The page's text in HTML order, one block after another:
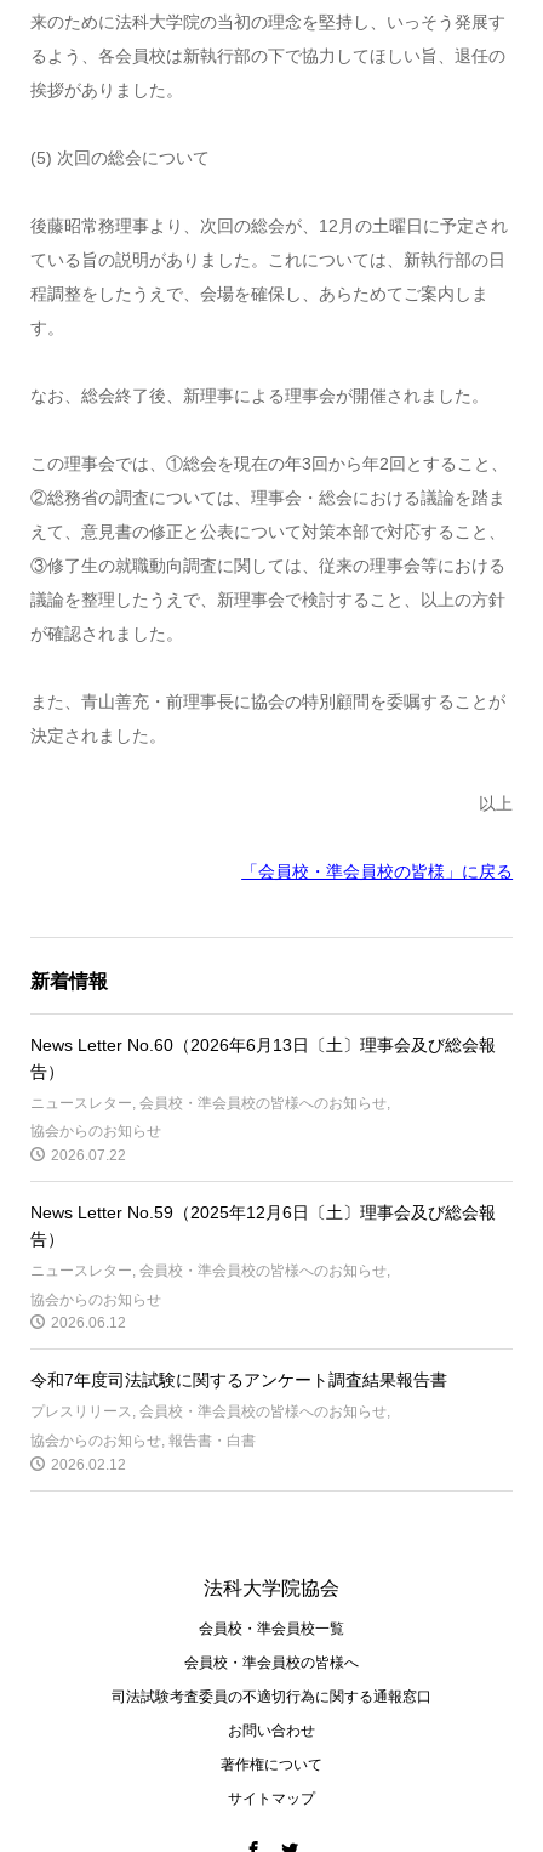
来のために法科大学院の当初の理念を堅持し、いっそう発展す
るよう、各会員校は新執行部の下で協力してほしい旨、退任の
挨拶がありました。
(5) 次回の総会について
後藤昭常務理事より、次回の総会が、12月の土曜日に予定され
ている旨の説明がありました。これについては、新執行部の日
程調整をしたうえで、会場を確保し、あらためてご案内しま
す。
なお、総会終了後、新理事による理事会が開催されました。
この理事会では、①総会を現在の年3回から年2回とすること、
②総務省の調査については、理事会・総会における議論を踏ま
えて、意見書の修正と公表について対策本部で対応すること、
③修了生の就職動向調査に関しては、従来の理事会等における
議論を整理したうえで、新理事会で検討すること、以上の方針
が確認されました。
また、青山善充・前理事長に協会の特別顧問を委嘱することが
決定されました。
以上
「会員校・準会員校の皆様」に戻る
新着情報
News Letter No.60（2026年6月13日〔土〕理事会及び総会報
告）
ニュースレター 会員校・準会員校の皆様へのお知らせ
協会からのお知らせ
2026.07.22
News Letter No.59（2025年12月6日〔土〕理事会及び総会報
告）
ニュースレター, 会員校・準会員校の皆様へのお知らせ,
協会からのお知らせ
2026.06.12
令和7年度司法試験に関するアンケート調査結果報告書
プレスリリース, 会員校・準会員校の皆様へのお知らせ,
協会からのお知らせ 報告書・白書
2026.02.12
法科大学院協会
会員校・準会員校一覧
会員校・準会員校の皆様へ
司法試験考査委員の不適切⾏為に関する通報窓⼝
お問い合わせ
著作権について
サイトマップ